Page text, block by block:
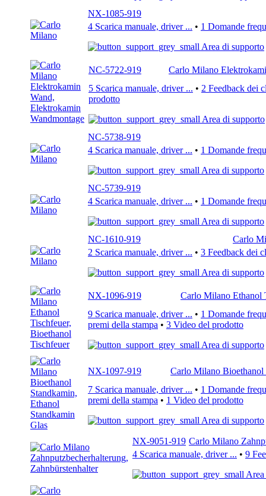
NX-1085-919
4 Scarica manuale, driver ... • 1 Domande
Area di supporto
NC-5722-919
Carlo Milano
5 Scarica manuale, driver ... • 2 Feedback dei
prodotto
Area di supporto
NC-5738-919
4 Scarica manuale, driver ... • 1 Domande
Area di supporto
NC-5739-919
4 Scarica manuale, driver ... • 1 Domande
Area di supporto
NC-1610-919
Carlo
2 Scarica manuale, driver ... • 3 Feedback dei
Area di supporto
NX-1096-919
Carlo Milano Ethanol
9 Scarica manuale, driver ... • 1 Domande
premi della stampa • 3 Video del prodotto
Area di supporto
NX-1097-919
Carlo Milano Bioethanol
7 Scarica manuale, driver ... • 1 Domande
premi della stampa • 1 Video del prodotto
Area di supporto
NX-9051-919 Carlo Milano
4 Scarica manuale, driver ... • 9
Area